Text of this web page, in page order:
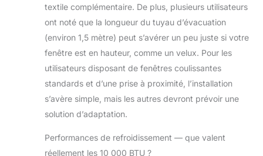
le besoin de drainage par rapport
aux climatiseurs traditionnels sur
portée de main : Utilisez votre
assistant vocal préféré (compatible
avec Amazon Alexa ou Google
Home) ou l'application Dreo
chaque aspect de votre expérience
de refroidissement, des différents
en passant par les minuteries et les
textile complémentaire. De plus, plusieurs utilisateurs
ont noté que la longueur du tuyau d’évacuation
(environ 1,5 mètre) peut s’avérer un peu juste si votre
fenêtre est en hauteur, comme un velux. Pour les
utilisateurs disposant de fenêtres coulissantes
standards et d’une prise à proximité, l’installation
s’avère simple, mais les autres devront prévoir une
solution d’adaptation.
Performances de refroidissement — que valent
réellement les 10 000 BTU ?